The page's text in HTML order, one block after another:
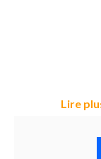
Lire